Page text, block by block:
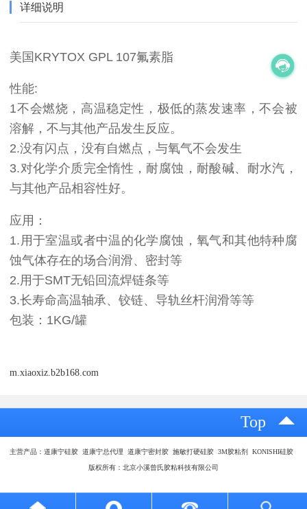
详细说明
美国KRYTOX GPL 107氟素脂
性能:
1不会燃烧，高温稳定性，极低的蒸发速率，不会被
溶解，不与其他产品发生反应。
2.没有闪点，没有自燃点，与氧气不会发生
3.对化学介质完全惰性，耐腐蚀，耐酸碱、耐水汽，
与其他产品相容性好。
应用：
1.用于室温或者中温的化学腐蚀，氧气和其他特种腐
蚀气体存在的场合润滑、密封等
2.用于SMT无铅回流焊链条等
3.长寿命高温轴承、铰链、导轨丝杆润滑等等
包装：1KG/罐
m.xiaoxiz.b2b168.com
Top
主营产品：道康宁硅胶 道康宁总代理 道康宁密封胶 施敏打硬硅胶 3M胶粘剂 KONISHI硅胶
版权所有：北京小溪曾氏胶粘科技有限公司